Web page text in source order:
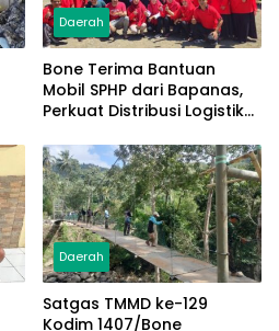
Daerah
Bone Terima Bantuan
Mobil SPHP dari Bapanas,
Perkuat Distribusi Logistik
Daerah
Satgas TMMD ke-129
Kodim 1407/Bone